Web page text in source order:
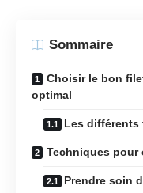
Sommaire
Choisir le bon
optimal
Les
Techniques pour
Prendre soin